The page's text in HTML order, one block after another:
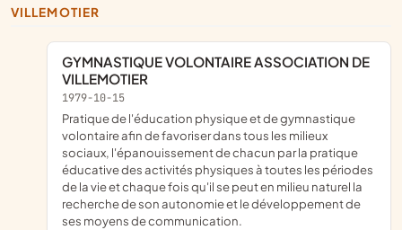
VILLEMOTIER
GYMNASTIQUE VOLONTAIRE ASSOCIATION DE
VILLEMOTIER
1979-10-15
pratique de l'éducation physique et de gymnastique
volontaire afin de favoriser dans tous les milieux
sociaux, l'épanouissement de chacun par la pratique
éducative des activités physiques à toutes les périodes
de la vie et chaque fois qu'il se peut en milieu naturel la
recherche de son autonomie et le développement de
ses moyens de communication.